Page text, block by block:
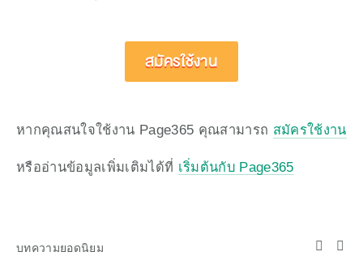
สมัครใช้งาน
หากคุณสนใจใช้งาน Page365 คุณสามารถ สมัครใช้งาน
หรืออ่านข้อมูลเพิ่มเติมได้ที่ เริ่มต้นกับ Page365
บทความยอดนิยม